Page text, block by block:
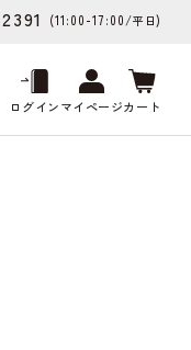
(11:00-17:00/平日)
ログインマイページカート